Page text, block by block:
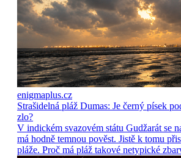
enigmaplus.cz
Strašidelná pláž Dumas: Je černý písek
zlo?
V indickém svazovém státu Gudžarát se
má hodně temnou pověst. Jistě k tomu
pláže. Proč má pláž takové netypické